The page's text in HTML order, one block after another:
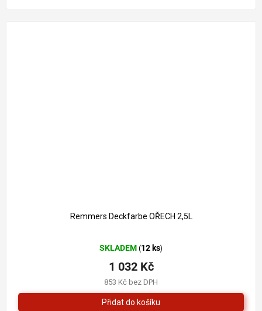
Remmers Deckfarbe OŘECH 2,5L
hodnocení
produktu
je
5,0
z
5
SKLADEM (12 ks)
853 Kč bez DPH
1 032 Kč